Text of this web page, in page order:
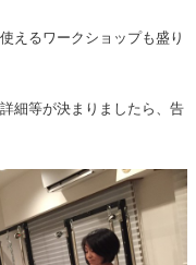
えるワークショップも盛り
細等が決まりましたら、告